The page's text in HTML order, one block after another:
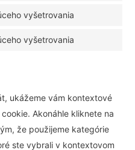
vyšetrovania
vyšetrovania
ukážeme vám kontextové
Akonáhle kliknete na
že použijeme kategórie
ste vybrali v kontextovom